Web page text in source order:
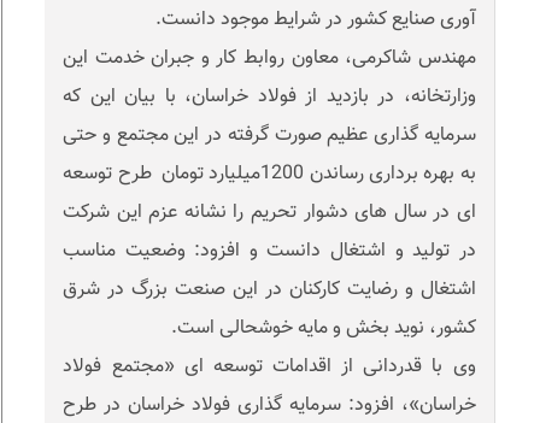
آوری صنایع کشور در شرایط موجود دانست.
مهندس شاکرمی، معاون روابط کار و جبران خدمت این
وزارتخانه، در بازدید از فولاد خراسان، با بیان این که
سرمایه گذاری عظیم صورت گرفته در این مجتمع و حتی
به بهره برداری رساندن 1200میلیارد تومان طرح توسعه
ای در سال های دشوار تحریم را نشانه عزم این شرکت
در تولید و اشتغال دانست و افزود: وضعیت مناسب
اشتغال و رضایت کارکنان در این صنعت بزرگ در شرق
کشور، نوید بخش و مایه خوشحالی است.
وی با قدردانی از اقدامات توسعه ای «مجتمع فولاد
خراسان»، افزود: سرمایه گذاری فولاد خراسان در طرح